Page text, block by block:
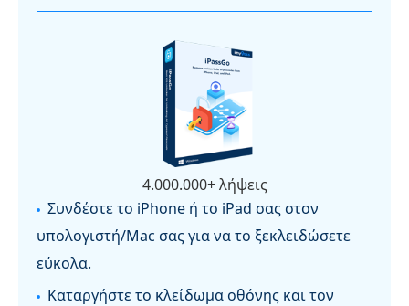
4.000.000+ λήψεις
Συνδέστε το iPhone ή το iPad σας στον
υπολογιστή/Mac σας για να το ξεκλειδώσετε
εύκολα.
Καταργήστε το κλείδωμα οθόνης και τον